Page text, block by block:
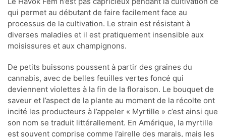
qui permet au débutant de faire facilement face au
processus de la cultivation. Le strain est résistant à
diverses maladies et il est pratiquement insensible aux
moisissures et aux champignons.
De petits buissons poussent à partir des graines du
cannabis, avec de belles feuilles vertes foncé qui
deviennent violettes à la fin de la floraison. Le bouquet de
saveur et l’aspect de la plante au moment de la récolte ont
incité les producteurs à l’appeler « Myrtille » c’est ainsi que
son nom se traduit littérallement. En Amérique, la myrtille
est souvent comprise comme l’airelle des marais, mais les